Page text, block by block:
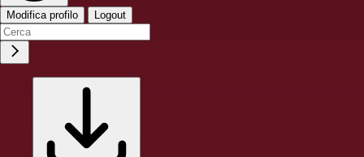
Modifica profilo Logout